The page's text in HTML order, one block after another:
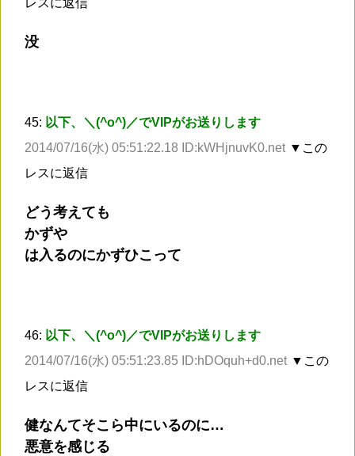
レスに返信
没
45: 以下、＼(^o^)／でVIPがお送りします
2014/07/16(水) 05:51:22.18 ID:kWHjnuvK0.net ▼この
レスに返信
どう考えても
かずや
は入るのにかずひこって
46: 以下、＼(^o^)／でVIPがお送りします
2014/07/16(水) 05:51:23.85 ID:hDOquh+d0.net ▼この
レスに返信
健なんてそこら中にいるのに…
悪意を感じる